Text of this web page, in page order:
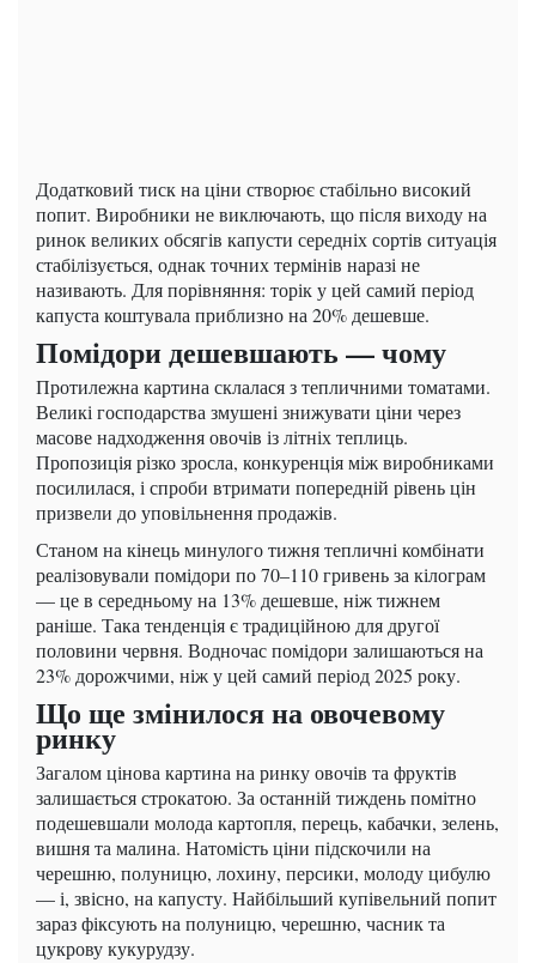
Додатковий тиск на ціни створює стабільно високий
попит. Виробники не виключають, що після виходу на
ринок великих обсягів капусти середніх сортів ситуація
стабілізується, однак точних термінів наразі не
називають. Для порівняння: торік у цей самий період
капуста коштувала приблизно на 20% дешевше.
Помідори дешевшають — чому
Протилежна картина склалася з тепличними томатами.
Великі господарства змушені знижувати ціни через
масове надходження овочів із літніх теплиць.
Пропозиція різко зросла, конкуренція між виробниками
посилилася, і спроби втримати попередній рівень цін
призвели до уповільнення продажів.
Станом на кінець минулого тижня тепличні комбінати
реалізовували помідори по 70–110 гривень за кілограм
— це в середньому на 13% дешевше, ніж тижнем
раніше. Така тенденція є традиційною для другої
половини червня. Водночас помідори залишаються на
23% дорожчими, ніж у цей самий період 2025 року.
Що ще змінилося на овочевому
ринку
Загалом цінова картина на ринку овочів та фруктів
залишається строкатою. За останній тиждень помітно
подешевшали молода картопля, перець, кабачки, зелень,
вишня та малина. Натомість ціни підскочили на
черешню, полуницю, лохину, персики, молоду цибулю
— і, звісно, на капусту. Найбільший купівельний попит
зараз фіксують на полуницю, черешню, часник та
цукрову кукурудзу.